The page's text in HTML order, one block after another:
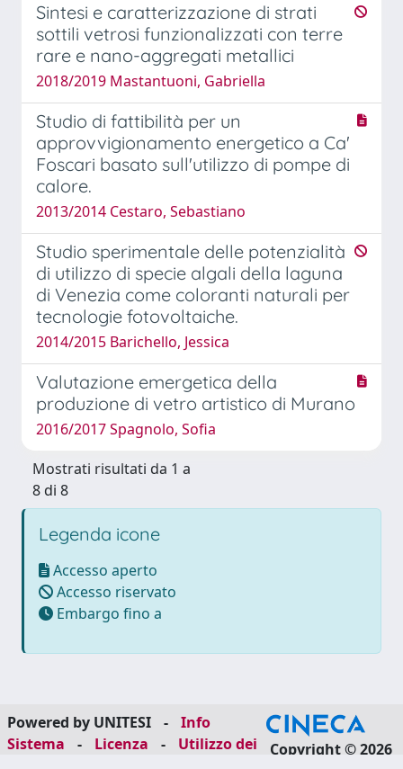
Sintesi e caratterizzazione di strati
sottili vetrosi funzionalizzati con terre
rare e nano-aggregati metallici
2018/2019 Mastantuoni, Gabriella
Studio di fattibilità per un
approvvigionamento energetico a Ca'
Foscari basato sull'utilizzo di pompe di
calore.
2013/2014 Cestaro, Sebastiano
Studio sperimentale delle potenzialità
di utilizzo di specie algali della laguna
di Venezia come coloranti naturali per
tecnologie fotovoltaiche.
2014/2015 Barichello, Jessica
Valutazione emergetica della
produzione di vetro artistico di Murano
2016/2017 Spagnolo, Sofia
Mostrati risultati da 1 a
8 di 8
Legenda icone
Accesso aperto
Accesso riservato
Embargo fino a
Powered by UNITESI -
Info
Sistema
- Licenza -
Utilizzo dei
Copyright © 2026